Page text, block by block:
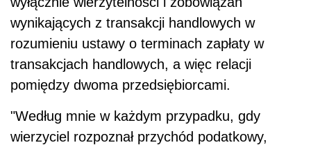
wynikających z transakcji handlowych w
rozumieniu ustawy o terminach zapłaty w
transakcjach handlowych, a więc relacji
pomiędzy dwoma przedsiębiorcami.
"Według mnie w każdym przypadku, gdy
wierzyciel rozpoznał przychód podatkowy,